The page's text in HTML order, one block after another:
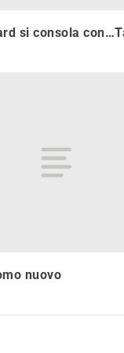
si consola
nuovo